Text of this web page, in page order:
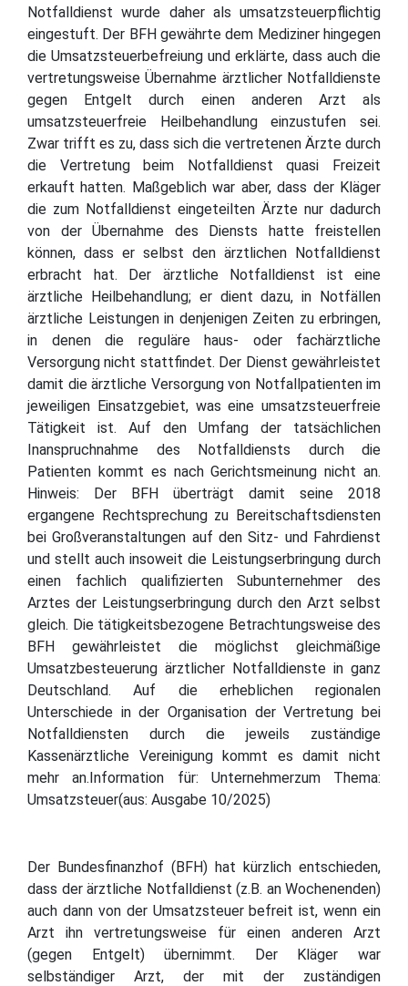
Notfalldienst wurde daher als umsatzsteuerpflichtig
eingestuft. Der BFH gewährte dem Mediziner hingegen
die Umsatzsteuerbefreiung und erklärte, dass auch die
vertretungsweise Übernahme ärztlicher Notfalldienste
gegen Entgelt durch einen anderen Arzt als
umsatzsteuerfreie Heilbehandlung einzustufen sei.
Zwar trifft es zu, dass sich die vertretenen Ärzte durch
die Vertretung beim Notfalldienst quasi Freizeit
erkauft hatten. Maßgeblich war aber, dass der Kläger
die zum Notfalldienst eingeteilten Ärzte nur dadurch
von der Übernahme des Diensts hatte freistellen
können, dass er selbst den ärztlichen Notfalldienst
erbracht hat. Der ärztliche Notfalldienst ist eine
ärztliche Heilbehandlung; er dient dazu, in Notfällen
ärztliche Leistungen in denjenigen Zeiten zu erbringen,
in denen die reguläre haus- oder fachärztliche
Versorgung nicht stattfindet. Der Dienst gewährleistet
damit die ärztliche Versorgung von Notfallpatienten im
jeweiligen Einsatzgebiet, was eine umsatzsteuerfreie
Tätigkeit ist. Auf den Umfang der tatsächlichen
Inanspruchnahme des Notfalldiensts durch die
Patienten kommt es nach Gerichtsmeinung nicht an.
Hinweis: Der BFH überträgt damit seine 2018
ergangene Rechtsprechung zu Bereitschaftsdiensten
bei Großveranstaltungen auf den Sitz- und Fahrdienst
und stellt auch insoweit die Leistungserbringung durch
einen fachlich qualifizierten Subunternehmer des
Arztes der Leistungserbringung durch den Arzt selbst
gleich. Die tätigkeitsbezogene Betrachtungsweise des
BFH gewährleistet die möglichst gleichmäßige
Umsatzbesteuerung ärztlicher Notfalldienste in ganz
Deutschland. Auf die erheblichen regionalen
Unterschiede in der Organisation der Vertretung bei
Notfalldiensten durch die jeweils zuständige
Kassenärztliche Vereinigung kommt es damit nicht
mehr an.Information für: Unternehmerzum Thema:
Umsatzsteuer(aus: Ausgabe 10/2025)
Der Bundesfinanzhof (BFH) hat kürzlich entschieden,
dass der ärztliche Notfalldienst (z.B. an Wochenenden)
auch dann von der Umsatzsteuer befreit ist, wenn ein
Arzt ihn vertretungsweise für einen anderen Arzt
(gegen Entgelt) übernimmt. Der Kläger war
selbständiger Arzt, der mit der zuständigen